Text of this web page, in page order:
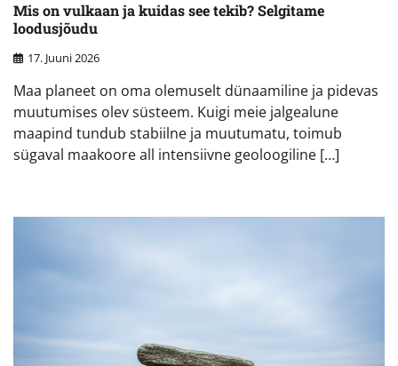
Mis on vulkaan ja kuidas see tekib? Selgitame
loodusjõudu
17. Juuni 2026
Maa planeet on oma olemuselt dünaamiline ja pidevas
muutumises olev süsteem. Kuigi meie jalgealune
maapind tundub stabiilne ja muutumatu, toimub
sügaval maakoore all intensiivne geoloogiline […]